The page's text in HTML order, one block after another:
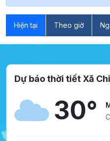
Hiện tại Theo giờ
Dự báo thời tiết Xã
30°